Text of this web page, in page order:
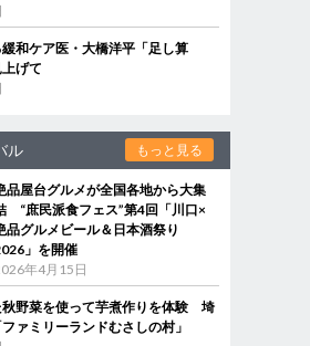
緩和ケア医・大橋洋平「足し算
げて
ル もっと見る
品屋台グルメが全国各地から大集
“庶民派食フェス”第4回「川口×
品グルメビール＆日本酒祭り
」を開催
年4月15日
秋野菜を使って芋煮作りを体験 埼
ァミリーランドむさしの村」